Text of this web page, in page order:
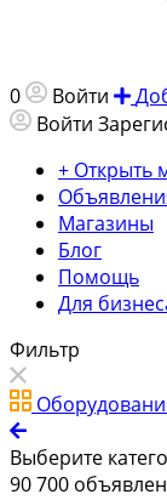
0 Войти
Войти
+ Открыть
Магазины
Блог
Помощь
Для
Фильтр
Выберите
90 700